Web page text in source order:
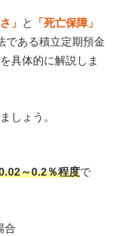
」 と
「死亡保障」
である積立定期預金
具体的に解説しま
しょう。
～0.2％程度で
合